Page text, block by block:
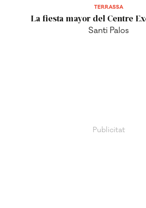
TERRASSA
La fiesta mayor del Centre
Santi Palos